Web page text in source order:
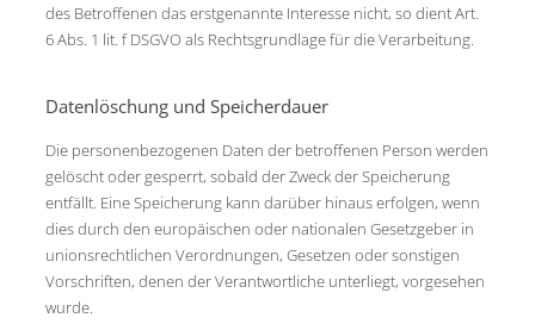
des Betroffenen das erstgenannte Interesse nicht, so dient Art.
6 Abs. 1 lit. f DSGVO als Rechtsgrundlage für die Verarbeitung.
Datenlöschung und Speicherdauer
Die personenbezogenen Daten der betroffenen Person werden
gelöscht oder gesperrt, sobald der Zweck der Speicherung
entfällt. Eine Speicherung kann darüber hinaus erfolgen, wenn
dies durch den europäischen oder nationalen Gesetzgeber in
unionsrechtlichen Verordnungen, Gesetzen oder sonstigen
Vorschriften, denen der Verantwortliche unterliegt, vorgesehen
wurde.